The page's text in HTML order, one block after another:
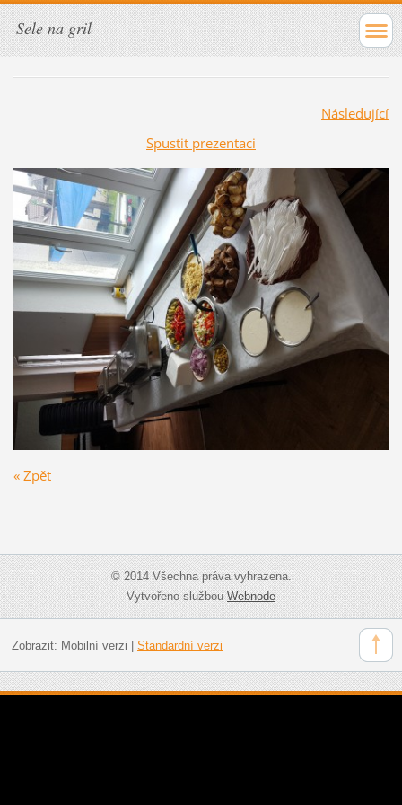
Sele na gril
Následující
Spustit prezentaci
« Zpět
© 2014 Všechna práva vyhrazena.
Vytvořeno službouWebnode
Zobrazit: Mobilní verzi Standardní verzi